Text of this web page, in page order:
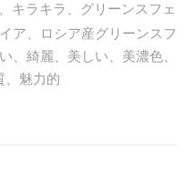
、 キラキラ 、
グリーンスフェ
ア
ロシア産グリーンスフ
綺麗 美しい 美濃色、
魅力的